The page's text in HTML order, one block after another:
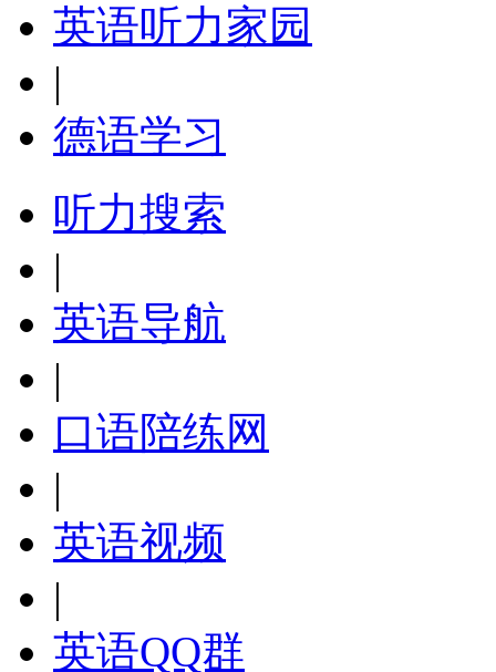
英语听力家园
|
德语学习
听力搜索
|
英语导航
|
口语陪练网
|
英语视频
|
英语QQ群